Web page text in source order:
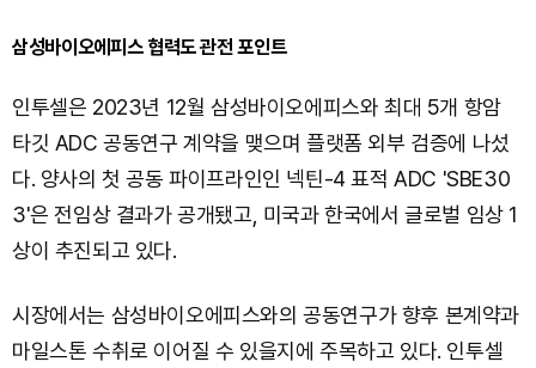
삼성바이오에피스 협력도 관전 포인트
인투셀은 2023년 12월 삼성바이오에피스와 최대 5개 항암
타깃 ADC 공동연구 계약을 맺으며 플랫폼 외부 검증에 나섰
다. 양사의 첫 공동 파이프라인인 넥틴-4 표적 ADC 'SBE30
3'은 전임상 결과가 공개됐고, 미국과 한국에서 글로벌 임상 1
상이 추진되고 있다.
시장에서는 삼성바이오에피스와의 공동연구가 향후 본계약과
마일스톤 수취로 이어질 수 있을지에 주목하고 있다. 인투셀